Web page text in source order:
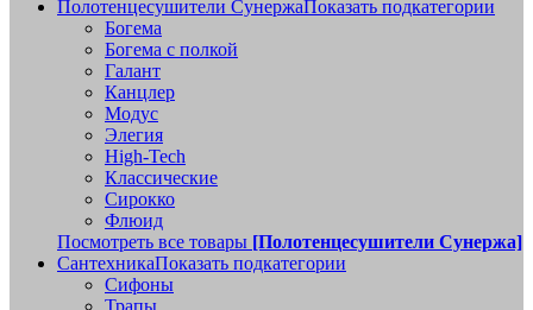
Полотенцесушители СунержаПоказать подкатегории
Богема
Богема с полкой
Галант
Канцлер
Модус
Элегия
High-Tech
Классические
Сирокко
Флюид
Посмотреть все товары [Полотенцесушители Сунержа]
СантехникаПоказать подкатегории
Сифоны
Трапы